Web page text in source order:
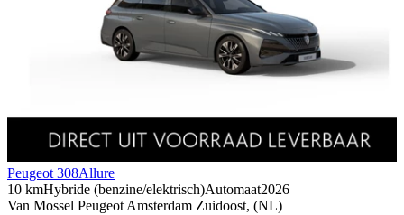
Peugeot 308Allure
10 kmHybride (benzine/elektrisch)Automaat2026
Van Mossel Peugeot Amsterdam Zuidoost, (NL)